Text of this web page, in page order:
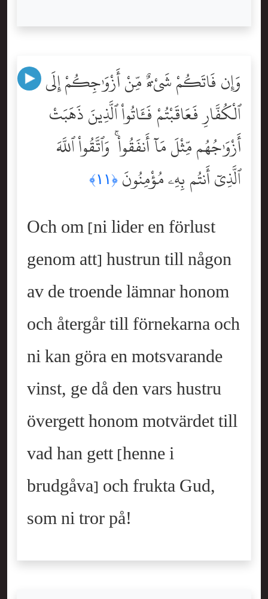
وَإِن فَاتَكُمْ شَىْءٌۭ مِّنْ أَزْوَٰجِكُمْ إِلَى
ٱلْكُفَّارِ فَعَاقَبْتُمْ فَـَٔاتُواْ ٱلَّذِينَ ذَهَبَتْ
أَزْوَٰجُهُم مِّثْلَ مَآ أَنفَقُواْ ۚ وَٱتَّقُواْ ٱللَّهَ
ٱلَّذِىٓ أَنتُم بِهِۦ مُؤْمِنُونَ ﴿١١﴾
Och om [ni lider en förlust
genom att] hustrun till någon
av de troende lämnar honom
och återgår till förnekarna och
ni kan göra en motsvarande
vinst, ge då den vars hustru
övergett honom motvärdet till
vad han gett [henne i
brudgåva] och frukta Gud,
som ni tror på!